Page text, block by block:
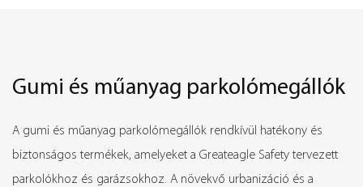
Gumi és műanyag parkolómegállók
A gumi és műanyag parkolómegállók rendkívül hatékony és
biztonságos termékek, amelyeket a Greateagle Safety tervezett
parkolókhoz és garázsokhoz. A növekvő urbanizáció és a